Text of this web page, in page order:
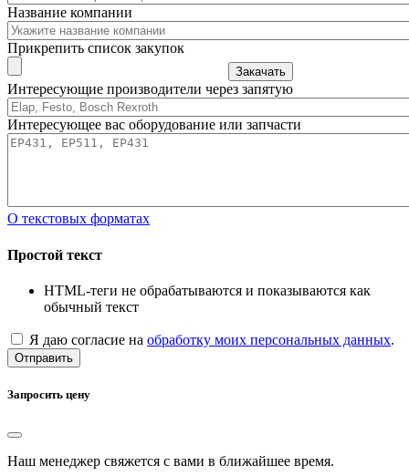
Название компании
Прикрепить список закупок
Закачать
Интересующие производители через запятую
Интересующее вас оборудование или запчасти
О текстовых форматах
Простой текст
HTML-теги не обрабатываются и показываются как
обычный текст
Я даю согласие на обработку моих персональных данных.
Отправить
Запросить цену
Наш менеджер свяжется с вами в ближайшее время.